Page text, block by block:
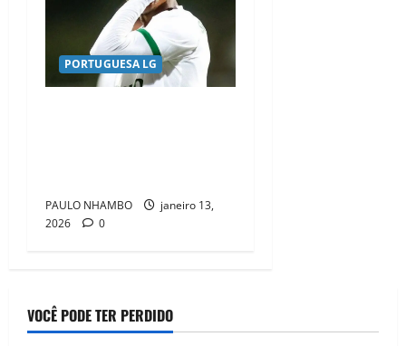
PORTUGUESA LG
PAULO NHAMBO
janeiro 13,
2026
0
VOCÊ PODE TER PERDIDO